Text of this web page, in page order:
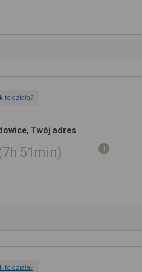
to działa?
Twój adres
7h 51min
to działa?